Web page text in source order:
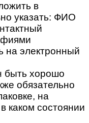
в
указать: ФИО
на электронный
быть хорошо
обязательно
на
каком состоянии